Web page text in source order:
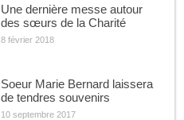
Une dernière messe autour
des sœurs de la Charité
8 février 2018
Soeur Marie Bernard laissera
de tendres souvenirs
10 septembre 2017